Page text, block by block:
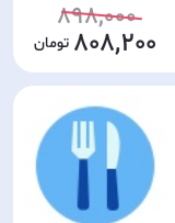
898,000
808,200